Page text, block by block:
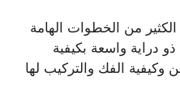
من الخطوات الهامة
دراية واسعة بكيفية
وكيفية الفك والتركيب لها